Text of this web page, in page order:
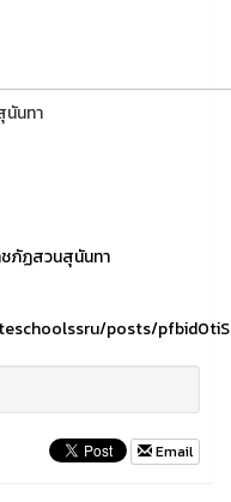
นทา
ภัฏสวนสุนันทา
posts/
Email